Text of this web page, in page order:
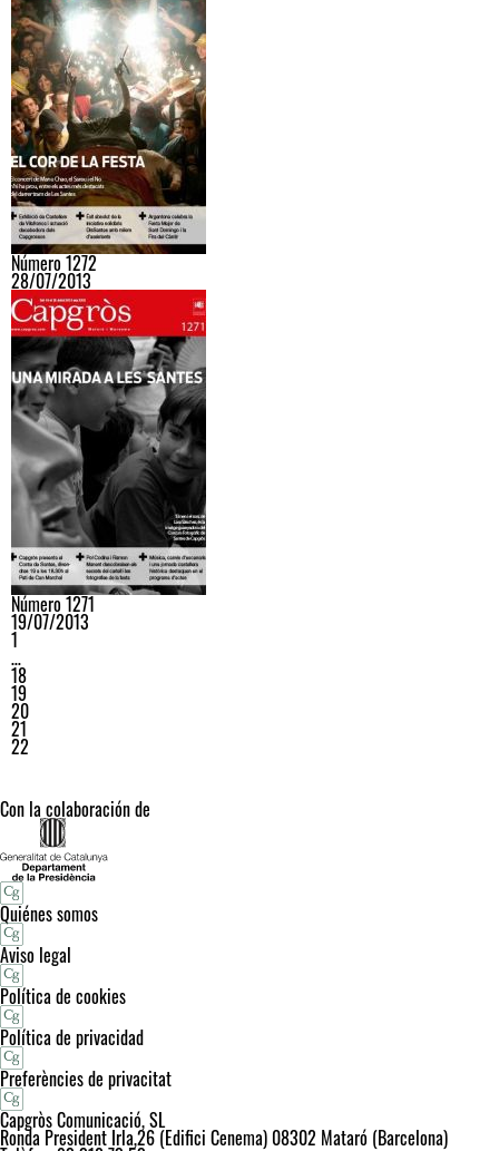
Número 1272
28/07/2013
Número 1271
19/07/2013
1
…
18
19
20
21
22
Con la colaboración de
Quiénes somos
Aviso legal
Política de cookies
Política de privacidad
Preferències de privacitat
Capgròs Comunicació, SL
Ronda President Irla,26 (Edifici Cenema) 08302 Mataró (Barcelona)